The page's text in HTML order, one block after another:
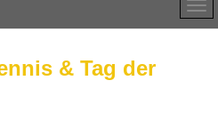
& Tag der